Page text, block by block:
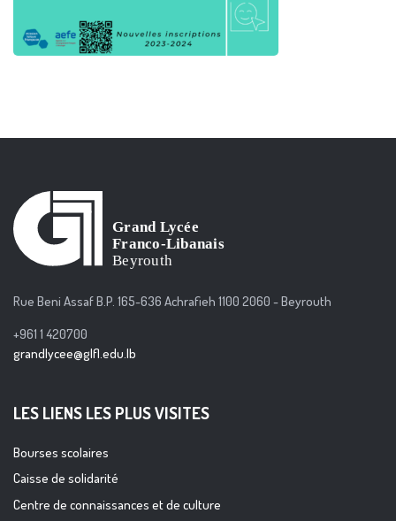
Rue Beni Assaf B.P. 165-636 Achrafieh 1100 2060 - Beyrouth
+961 1 420700
grandlycee@glfl.edu.lb
LES LIENS LES PLUS VISITES
Bourses scolaires
Caisse de solidarité
Centre de connaissances et de culture